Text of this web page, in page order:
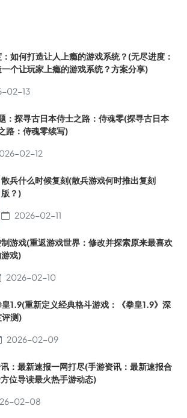
如何打造让人上瘾的游戏系统？(无尽进度：
个让玩家上瘾的游戏系统？方案分享)
02-13
：探寻古日本侍士之路：侍魂零(探寻古日本
路：侍魂零续写)
02-12
散兵什么时候复刻(散兵游戏何时推出复刻
版？)
2026-02-11
游戏(重返游戏世界：修改并探索原来最喜欢
戏)
2026-02-10
皇1.9(重新定义经典格斗游戏：《拳皇1.9》深
评测)
2026-02-09
：最新速报一网打尽(手游资讯：最新速报合
位导读最火热手游动态)
02-08